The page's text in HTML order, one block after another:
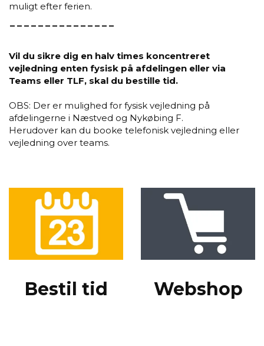
muligt efter ferien.
---------------
Vil du sikre dig en halv times koncentreret
vejledning enten fysisk på afdelingen eller via
Teams eller TLF, skal du bestille tid.
OBS: Der er mulighed for fysisk vejledning på
afdelingerne i Næstved og Nykøbing F.
Herudover kan du booke telefonisk vejledning eller
vejledning over teams.
Be­stil tid Webs­hop